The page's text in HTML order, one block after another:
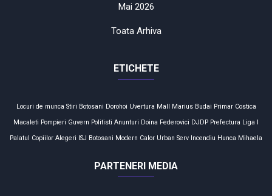
Mai 2026
Toata Arhiva
ETICHETE
Locuri de munca Stiri Botosani Dorohoi Uvertura Mall Marius Budai Primar Costica
Macaleti Pompieri Guvern Politisti Anunturi Doina Federovici DJDP Prefectura Liga I
Palatul Copiilor Alegeri ISJ Botosani Modern Calor Urban Serv Incendiu Hunca Mihaela
PARTENERI MEDIA